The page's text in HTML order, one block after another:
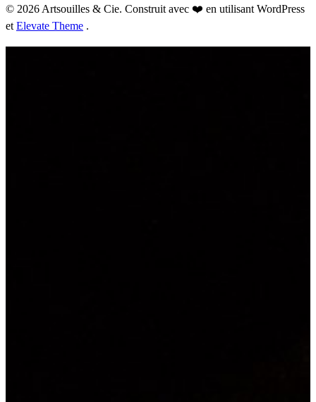
© 2026 Artsouilles & Cie. Construit avec ❤️ en utilisant WordPress
et Elevate Theme .